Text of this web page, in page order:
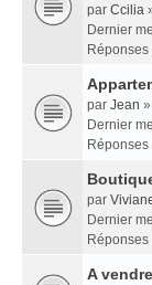
par Ccilia
Dernier
Réponses
par Jean
Dernier
Réponses
par
Dernier
Réponses
A